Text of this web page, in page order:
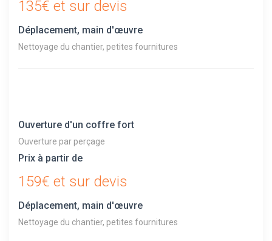
135€ et sur devis
Déplacement, main d'œuvre
Nettoyage du chantier, petites fournitures
Ouverture d'un coffre fort
Ouverture par perçage
Prix à partir de
159€ et sur devis
Déplacement, main d'œuvre
Nettoyage du chantier, petites fournitures